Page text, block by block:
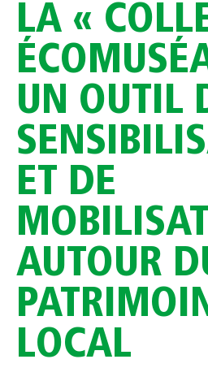
LA «
UN OUTIL
ET DE
AUTOUR
LOCAL